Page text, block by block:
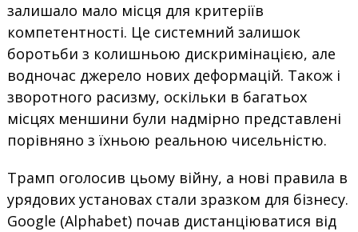
залишало мало місця для критеріїв
компетентності. Це системний залишок
боротьби з колишньою дискримінацією, але
водночас джерело нових деформацій. Також і
зворотного расизму, оскільки в багатьох
місцях меншини були надмірно представлені
порівняно з їхньою реальною чисельністю.
Трамп оголосив цьому війну, а нові правила в
урядових установах стали зразком для бізнесу.
Google (Alphabet) почав дистанціюватися від